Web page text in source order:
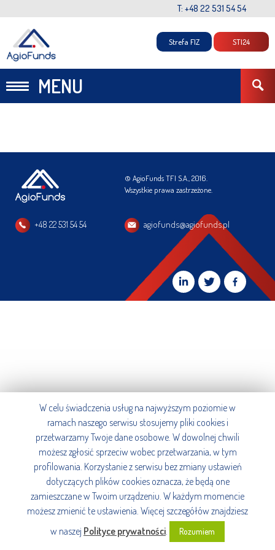
T: +48 22 531 54 54
MENU
Strefa FIZ STI24
© AgioFunds TFI S.A., 2016.
Wszystkie prawa zastrzeżone.
+48 22 531 54 54 agiofunds@agiofunds.pl
W celu świadczenia usług na najwyższym poziomie w
ramach naszego serwisu stosujemy pliki cookies i
przetwarzamy Twoje dane osobowe. W dowolnej chwili
możesz zgłosić sprzeciw wobec przetwarzania, w tym
profilowania. Korzystanie z serwisu bez zmiany ustawień
dotyczących plików cookies oznacza, że będą one
zamieszczane w Twoim urządzeniu. W każdym momencie
możesz zmienić te ustawienia. Więcej szczegółów znajdziesz
w naszej Polityce prywatności. Rozumiem